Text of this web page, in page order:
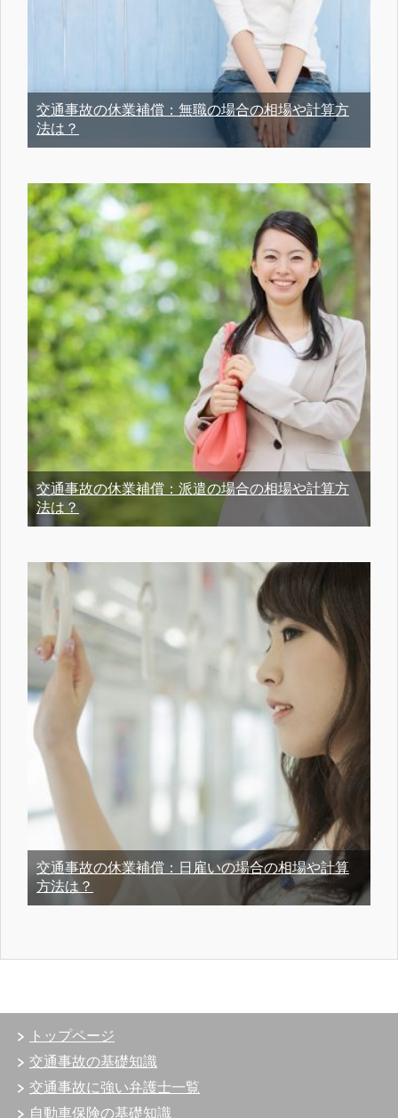
交通事故の休業補償：無職の場合の相場や計算方
法は？
交通事故の休業補償：派遣の場合の相場や計算方
法は？
交通事故の休業補償：日雇いの場合の相場や計算
方法は？
トップページ
交通事故の基礎知識
交通事故に強い弁護士一覧
自動車保険の基礎知識